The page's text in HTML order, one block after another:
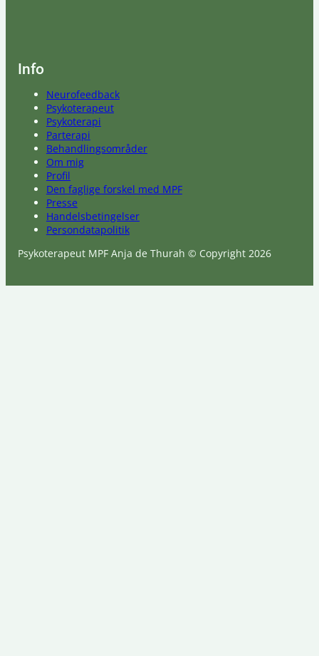
Info
Neurofeedback
Psykoterapeut
Psykoterapi
Parterapi
Behandlingsområder
Om mig
Profil
Den faglige forskel med MPF
Presse
Handelsbetingelser
Persondatapolitik
Psykoterapeut MPF Anja de Thurah © Copyright 2026